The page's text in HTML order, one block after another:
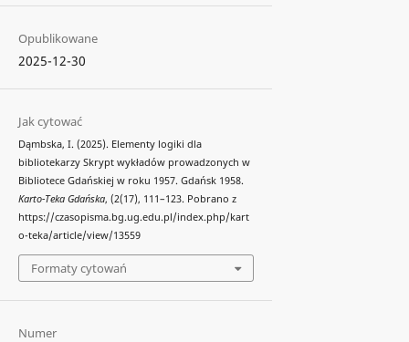
Opublikowane
2025-12-30
Jak cytować
Dąmbska, I. (2025). Elementy logiki dla
bibliotekarzy Skrypt wykładów prowadzonych w
Bibliotece Gdańskiej w roku 1957. Gdańsk 1958.
Karto-Teka Gdańska, (2(17), 111–123. Pobrano z
https://czasopisma.bg.ug.edu.pl/index.php/kart
o-teka/article/view/13559
Formaty cytowań
Numer